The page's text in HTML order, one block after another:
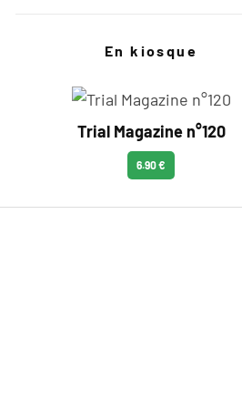
En kiosque
Trial Magazine n°120
6.90 €